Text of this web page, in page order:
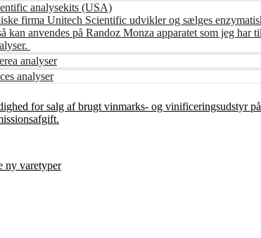
analysekits (USA)
firma Unitech Scientific udvikler og sælges
kan anvendes på Randoz Monza apparatet som jeg
analyser
analyser
for salg af brugt vinmarks- og vinificeringsudstyr
ny varetyper